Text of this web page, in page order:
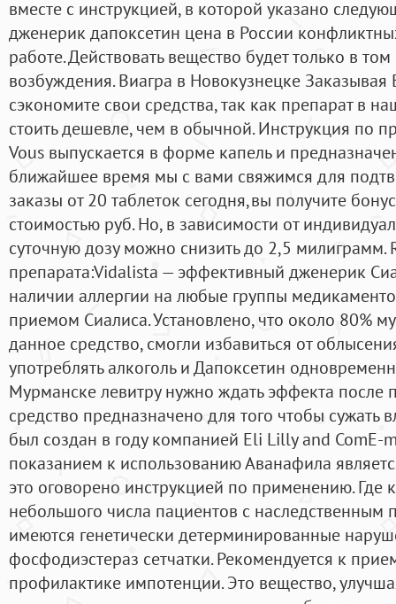
вместе с инструкцией, в которой указано
дженерик дапоксетин цена в России
работе. Действовать вещество будет только в
возбуждения. Виагра в Новокузнецке Заказывая
сэкономите свои средства, так как препарат в
стоить дешевле, чем в обычной. Инструкция по
Vous выпускается в форме капель и
ближайшее время мы с вами свяжимся для
заказы от 20 таблеток сегодня,вы получите
стоимостью руб. Но, в зависимости от
суточную дозу можно снизить до 2,5 милиграмм.
препарата:Vidalista — эффективный дженерик
наличии аллергии на любые группы
приемом Сиалиса. Установлено, что около 80%
данное средство, смогли избавиться от
употреблять алкоголь и Дапоксетин
Мурманске левитру нужно ждать эффекта после
средство предназначено для того чтобы сужать
был создан в году компанией Eli Lilly and
показанием к использованию Аванафила
это оговорено инструкцией по применению. Где
небольшого числа пациентов с наследственным
имеются генетически детерминированные
фосфодиэстераз сетчатки. Рекомендуется к
профилактике импотенции. Это вещество,